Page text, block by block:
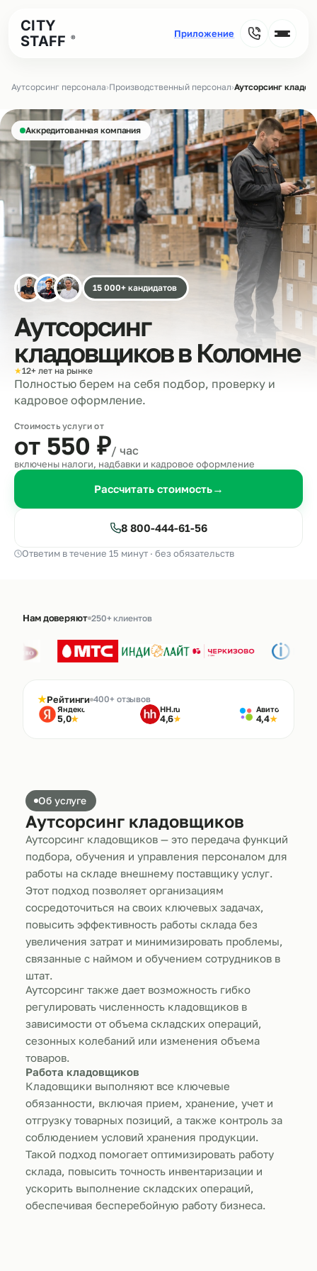
CITY
STAFF
®
Аутсорсинг персонала›Производственный персонал›Аутсорсинг
Аккредитованная компания
15 000+ кандидатов
Аутсорсинг
кладовщиков в Коломне
★12+ лет на рынке
Полностью берем на себя подбор, проверку и
кадровое оформление.
Стоимость услуги от
от 550 ₽/ час
включены налоги, надбавки и кадровое оформление
Рассчитать стоимость→
8 800-444-61-56
Ответим в течение 15 минут · без обязательств
Нам доверяют 250+ клиентов
★Рейтинги 400+ отзывов
Яндекс
5,0★
HH.ru
4,6★
Авито
4,4★
Об услуге
Аутсорсинг кладовщиков
Аутсорсинг кладовщиков — это передача функций
подбора, обучения и управления персоналом для
работы на складе внешнему поставщику услуг.
Этот подход позволяет организациям
сосредоточиться на своих ключевых задачах,
повысить эффективность работы склада без
увеличения затрат и минимизировать проблемы,
связанные с наймом и обучением сотрудников в
штат.
Аутсорсинг также дает возможность гибко
регулировать численность кладовщиков в
зависимости от объема складских операций,
сезонных колебаний или изменения объема
товаров.
Работа кладовщиков
Кладовщики выполняют все ключевые
обязанности, включая прием, хранение, учет и
отгрузку товарных позиций, а также контроль за
соблюдением условий хранения продукции.
Такой подход помогает оптимизировать работу
склада, повысить точность инвентаризации и
ускорить выполнение складских операций,
обеспечивая бесперебойную работу бизнеса.